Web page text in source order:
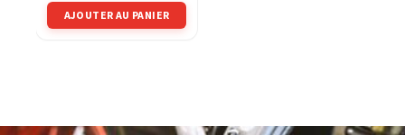
AJOUTER AU PANIER